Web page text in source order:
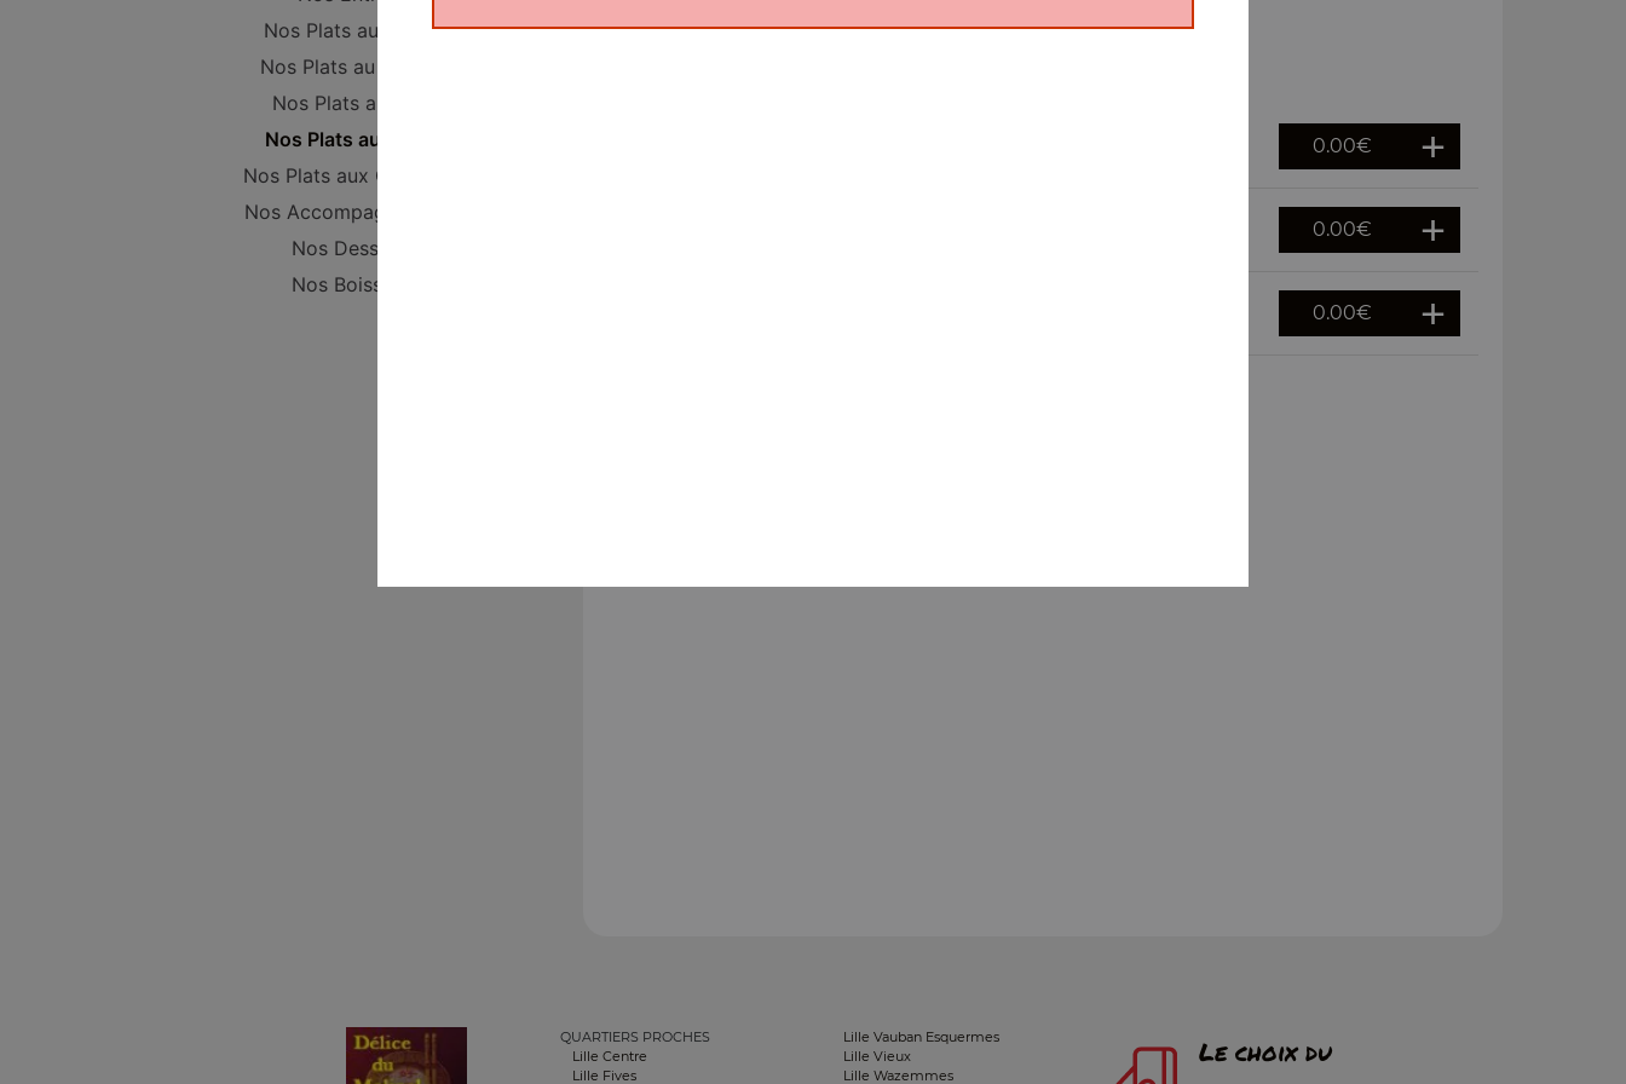
Nos Plats au Poulet
Nos Plats au Canard
Nos Plats au Porc
Nos Plats au Boeuf
Nos Plats aux Crevettes
Nos Accompagnements
Nos Desserts
Nos Boissons
0.00€
0.00€
0.00€
QUARTIERS PROCHES
Lille Centre
Lille Fives
Lille Vauban Esquermes
Lille Vieux
Lille Wazemmes
Le choix du